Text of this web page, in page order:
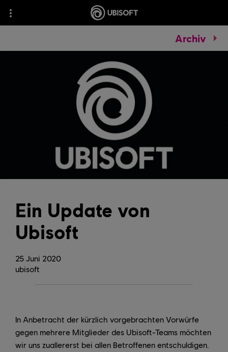
Archiv
25 Juni 2020
Ein Update von
Ubisoft
ubisoft
In Anbetracht der kürzlich vorgebrachten Vorwürfe
gegen mehrere Mitglieder des Ubisoft-Teams möchten
wir uns zuallererst bei allen Betroffenen entschuldigen.